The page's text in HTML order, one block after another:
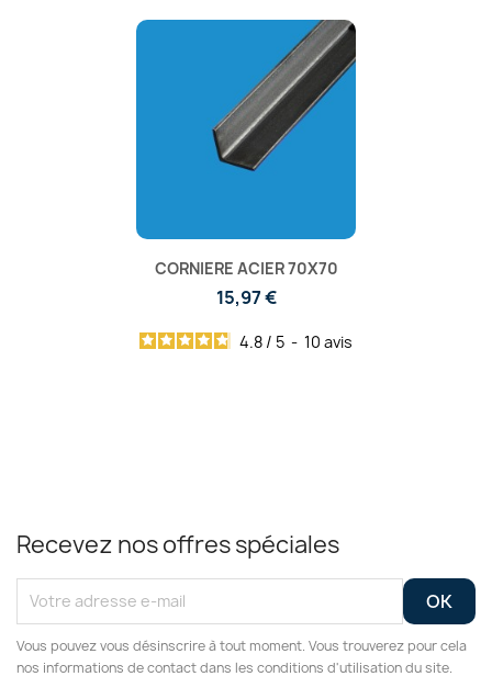
CORNIERE ACIER 70X70
15,97 €
4.8 / 5 - 10 avis
Recevez nos offres spéciales
Vous pouvez vous désinscrire à tout moment. Vous trouverez pour cela
nos informations de contact dans les conditions d'utilisation du site.